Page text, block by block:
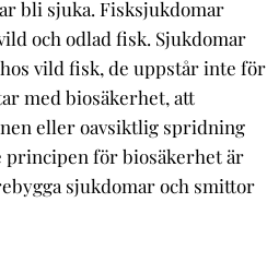
bli sjuka. Fisksjukdomar
och odlad fisk. Sjukdomar
vild fisk, de uppstår inte för
med biosäkerhet, att
eller oavsiktlig spridning
principen för biosäkerhet är
sjukdomar och smittor